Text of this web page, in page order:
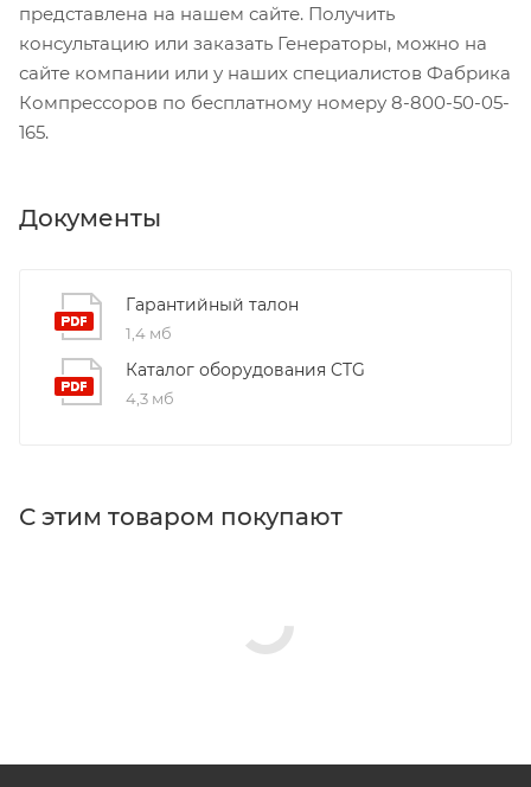
представлена на нашем сайте. Получить
консультацию или заказать Генераторы, можно на
сайте компании или у наших специалистов Фабрика
Компрессоров по бесплатному номеру 8-800-50-05-
165.
Документы
Гарантийный талон
1,4 мб
Каталог оборудования CTG
4,3 мб
С этим товаром покупают